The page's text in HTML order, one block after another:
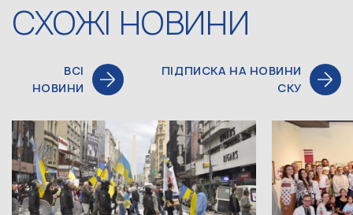
СХОЖІ НОВИНИ
ВСІ
НОВИНИ
ПІДПИСКА НА НОВИНИ
СКУ